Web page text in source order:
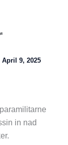
April 9, 2025
in nad